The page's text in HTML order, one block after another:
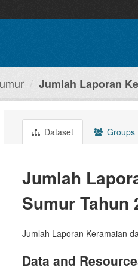
Jumlah Laporan
Dataset Groups
Jumlah
Sumur Tahun
Jumlah Laporan Keramaian
Data and